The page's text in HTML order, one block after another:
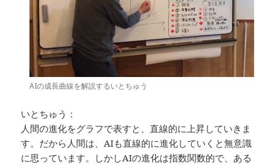
AIの成長曲線を解説するいとちゅう
いとちゅう：
人間の進化をグラフで表すと、直線的に上昇していきま
す。だから人間は、AIも直線的に進化していくと無意識
に思っています。しかしAIの進化は指数関数的で、ある